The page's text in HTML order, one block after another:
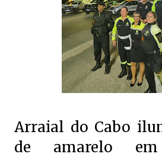
Arraial do Cabo
de amarelo